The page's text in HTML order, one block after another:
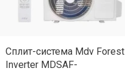
Сплит-система Mdv Forest
Inverter MDSAF-